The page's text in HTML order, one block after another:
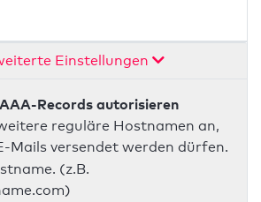
Einstellungen
Records autorisieren
reguläre Hostnamen an,
Mails versendet werden dürfen.
(z.B.